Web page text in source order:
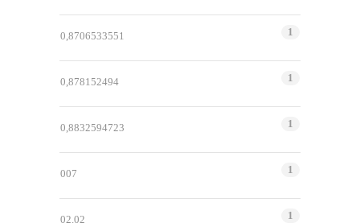
0,8706533551 1
0,878152494 1
0,8832594723 1
007 1
02.02 1